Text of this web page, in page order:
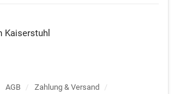
Kaiserstuhl
AGB / Zahlung & Versand
/